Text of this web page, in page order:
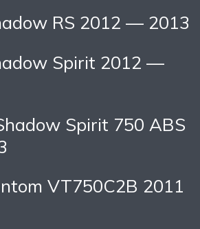
RS 2012 — 2013
Spirit 2012 —
Spirit 750 ABS
VT750C2B 2011